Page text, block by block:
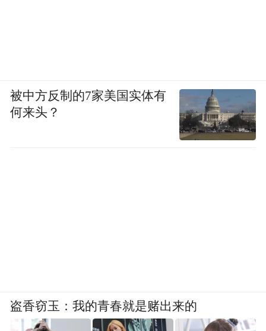
被中方反制的7家美国实体有
何来头？
盗香窃玉：我的青春就是赌出来的